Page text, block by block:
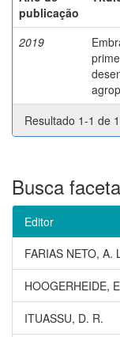
publicação
2019
Resultado 1-1 de
Busca
Editor
FARIAS NETO, A.
HOOGERHEIDE,
ITUASSU, D. R.